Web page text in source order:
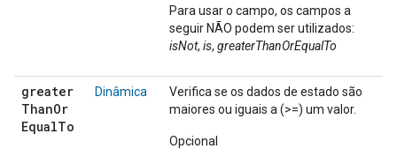
Para usar o campo, os campos a
seguir NÃO podem ser utilizados:
isNot, is, greaterThanOrEqualTo
greater
ThanOr
EqualTo
Dinâmica
Verifica se os dados de estado são
maiores ou iguais a (>=) um valor.
Opcional